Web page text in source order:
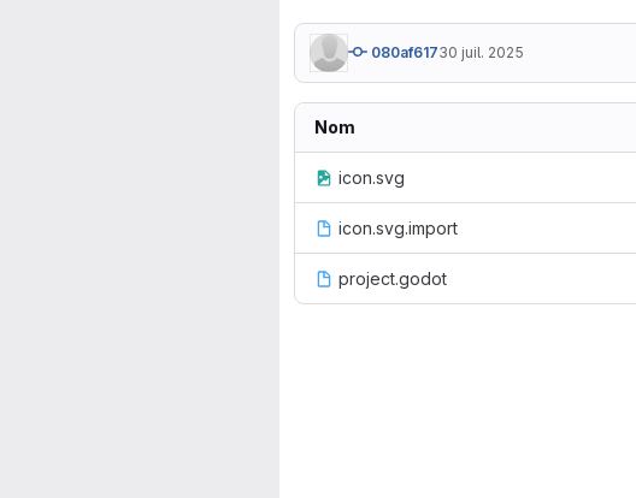
080af61730 juil. 2025
Nom
icon.svg
icon.svg.import
project.godot